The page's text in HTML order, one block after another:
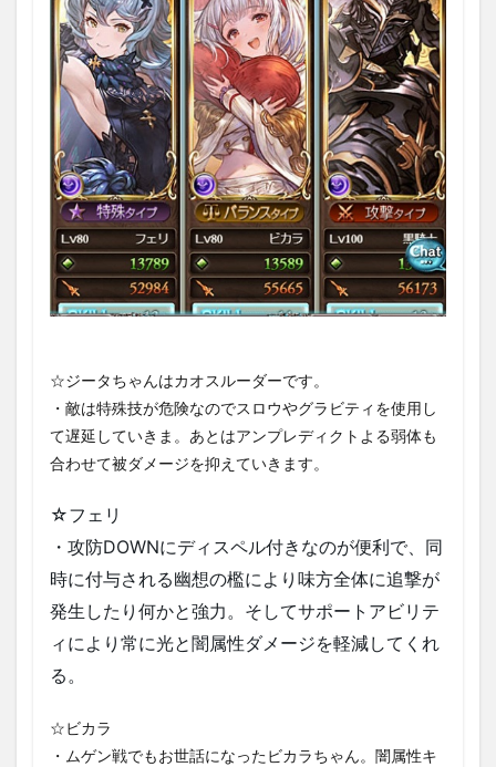
如
く」
1.5
Lv150
ネハ
ン戦
1.5.1
ネハン
①
1.5.2
ネハン
②
1.5.3
1.5.4
ネハン
④
1.5.5
⑤
1.5.6
ネハン
⑥
1.5.7
ネハン
ネハン
⑧
☆ジータちゃんはカオスルーダーです。
・敵は特殊技が危険なのでスロウやグラビティを使用し
て遅延していきま。あとはアンプレディクトよる弱体も
合わせて被ダメージを抑えていきます。
☆フェリ
・攻防DOWNにディスペル付きなのが便利で、同
時に付与される幽想の檻により味方全体に追撃が
発生したり何かと強力。そしてサポートアビリテ
ィにより常に光と闇属性ダメージを軽減してくれ
る。
☆ビカラ
・ムゲン戦でもお世話になったビカラちゃん。闇属性キ